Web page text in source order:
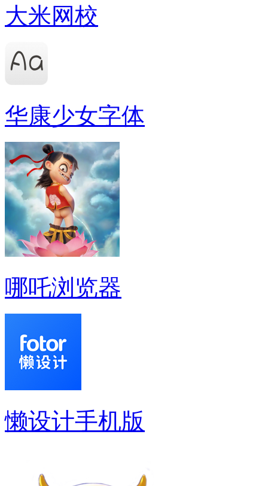
大米网校
华康少女字体
哪吒浏览器
懒设计手机版